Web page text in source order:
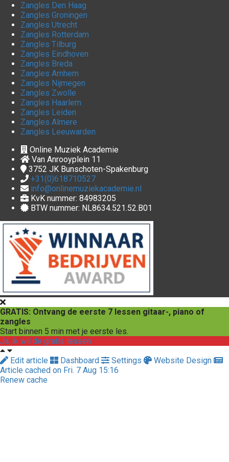
Zangles Den Haag
Zangles Groningen
Zangles Utrecht
Zangles Rotterdam
Zangles Tilburg
Zangles Eindhoven
Zangles Breda
Zangles Arnhem
Zangles Nijmegen
Zangles Zwolle
Zangles Haarlem
Zangles Leiden
Zangles Almere
Zangles Leeuwarden
Online Muziek Academie
Van Anrooyplein 11
3752 JK Bunschoten-Spakenburg
+31(0)618710527
info@onlinemuziekacademie.nl
KvK nummer: 84983205
BTW nummer: NL8634.521.52.B01
GRATIS: Ontvang de eerste 7 lessen gitaar-, piano of
zangles
Start binnen 5 min met je eerste les.
Ja, ik wil de gratis lessen.
Edit article
Dashboard Settings
Website Design
Article cached on Fri. 7 Aug 15:16
Renew cache